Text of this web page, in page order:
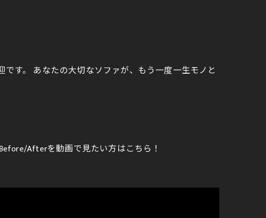
す。 あなたの大切なソファが、もう一度一生モノと
Afterを動画で見たい方はこちら！